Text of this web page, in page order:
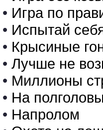
• Игра по
• Испытай
• Крысиные
• Лучше не
• Миллионы
• На
• Напролом